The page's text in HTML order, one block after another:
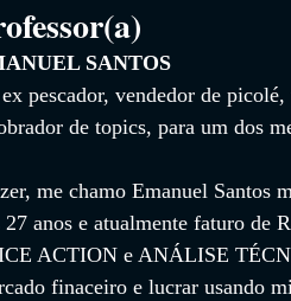
SANTOS
pescador, vendedor de
de topics, para um dos
me chamo Emanuel
27 anos e atualmente faturo de
ACTION e ANÁLISE
finaceiro e lucrar usando